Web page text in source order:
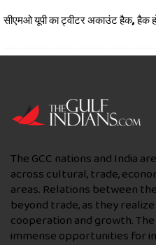
सीएमओ यूपी का ट्वीटर अकाउंट हैक, हैक
The GCC nations and India
across cultural, trade,
areas. Relations between
beyond trade, as they
cooperation and growth.
immense opportunities for